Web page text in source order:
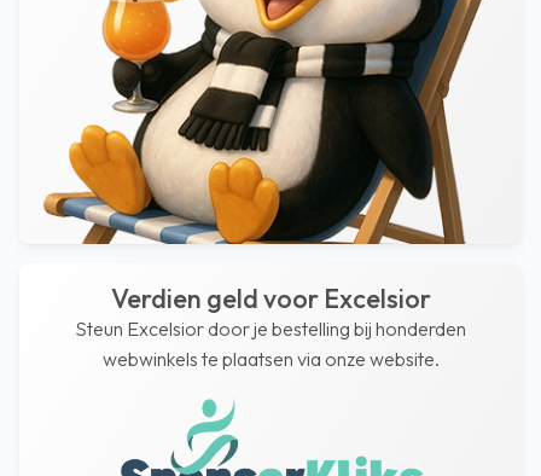
Verdien geld voor Excelsior
Steun Excelsior door je bestelling bij honderden
webwinkels te plaatsen via onze website.